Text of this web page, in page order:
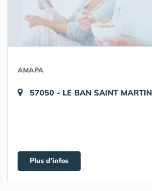
AMAPA
57050 - LE BAN SAINT MARTIN
Plus d'infos